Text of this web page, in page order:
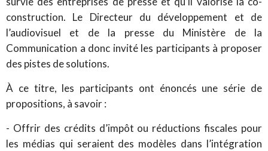
construction. Le Directeur du développement et de
l’audiovisuel et de la presse du Ministère de la
Communication a donc invité les participants à proposer
des pistes de solutions.
À ce titre, les participants ont énoncés une série de
propositions, à savoir :
- Offrir des crédits d’impôt ou réductions fiscales pour
les médias qui seraient des modèles dans l’intégration